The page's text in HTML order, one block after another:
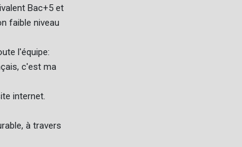
Bac+5 et
faible niveau
l'équipe:
c'est ma
internet.
à travers